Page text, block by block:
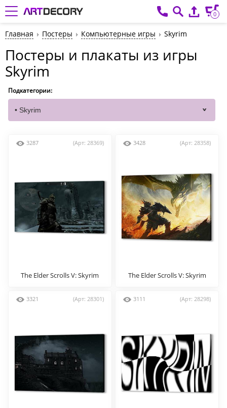
0
Главная Постеры Компьютерные игры Skyrim
Постеры и плакаты из игры
Skyrim
Подкатегории:
3287 (Арт: 28369)
The Elder Scrolls V: Skyrim
3428 (Арт: 28358)
The Elder Scrolls V: Skyrim
3321 (Арт: 28301) 3111 (Арт: 28298)